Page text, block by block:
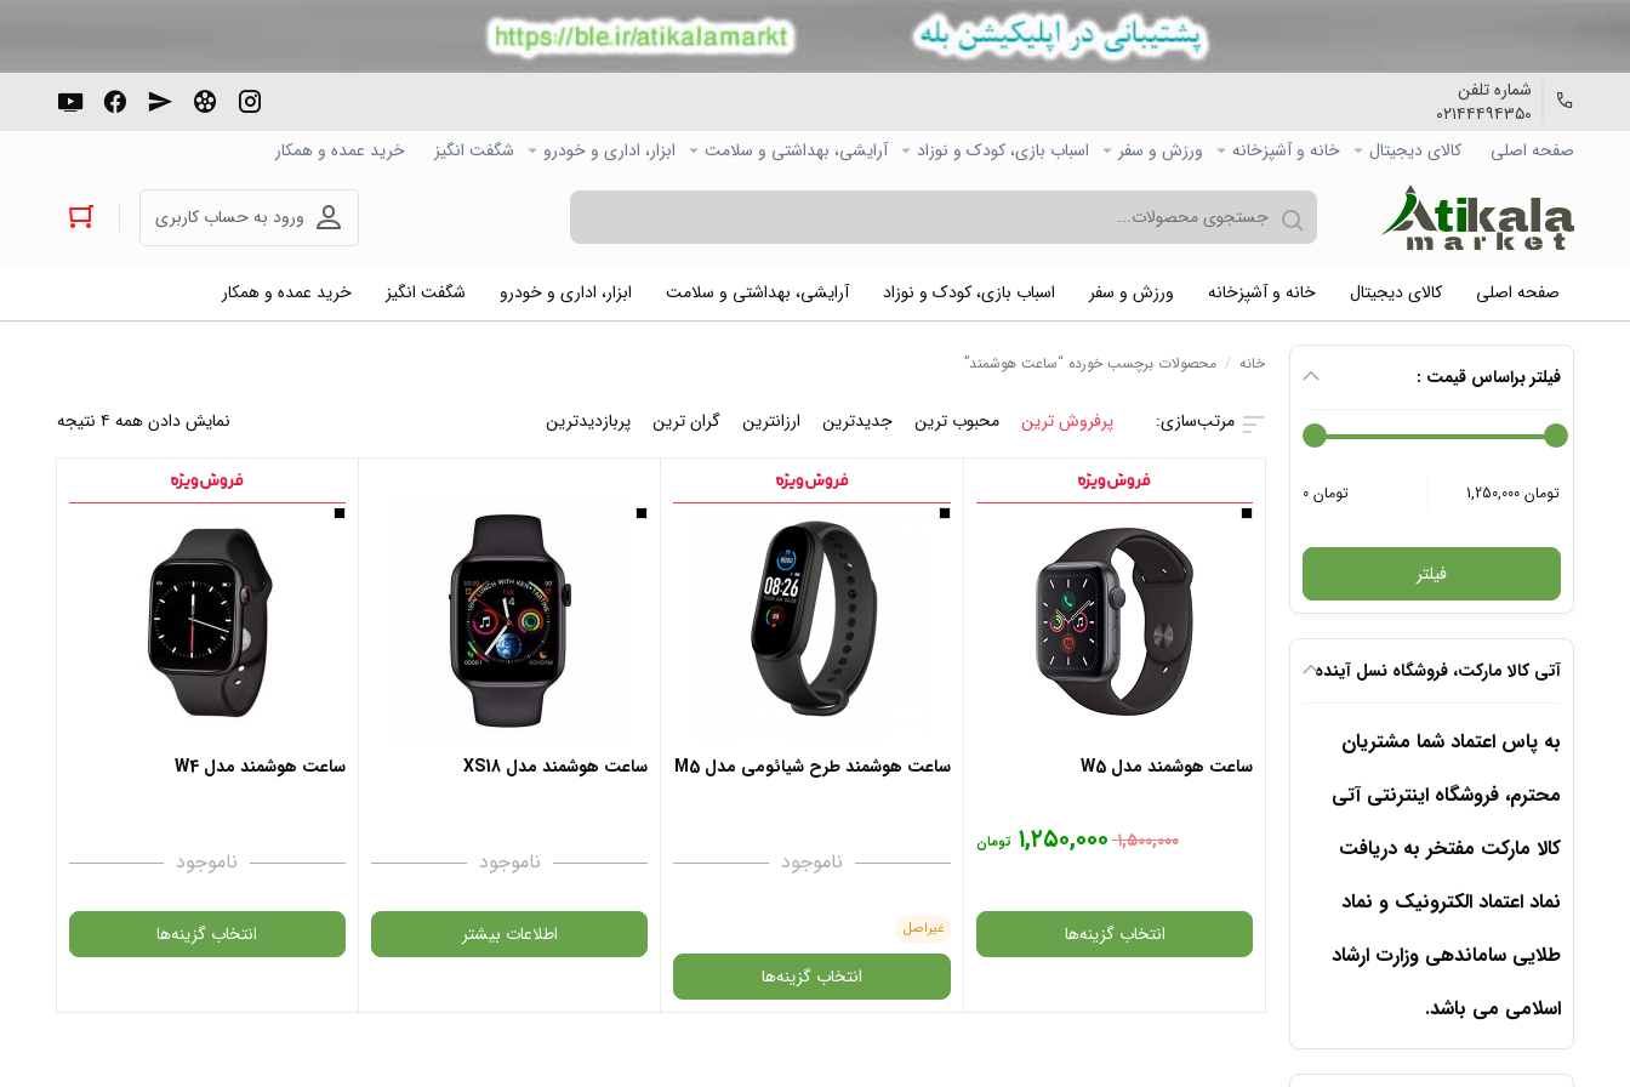
شماره تلفن
۰۲۱۴۴۴۹۴۳۵۰
صفحه اصلی
کالاي دیجیتال خانه و آشپزخانه ورزش و سفر اسباب بازی، کودک و نوزاد آرایشی، بهداشتی و سلامت ابزار، اداری و خودرو شگفت انگیز خرید عمده و همکار
ورود به حساب کاربری
صفحه اصلی کالاي دیجیتال خانه و آشپزخانه ورزش و سفر اسباب بازی، کودک و نوزاد آرایشی، بهداشتی و سلامت ابزار، اداری و خودرو شگفت انگیز خرید عمده و همکار
فیلتر براساس قیمت :
0 تومان 1,250,000 تومان
فیلتر
آتی کالا مارکت، فروشگاه نسل آینده
به پاس اعتماد شما مشتریان
محترم، فروشگاه اینترنتی آتی
کالا مارکت مفتخر به دریافت
نماد اعتماد الکترونیک و نماد
طلایی ساماندهی وزارت ارشاد
اسلامی می باشد.
خانه / محصولات برچسب خورده “ساعت هوشمند”
نمایش دادن همه ۴ نتیجه پرفروش ترین محبوب ترین جدیدترین ارزانترین گران ترین پربازدیدترین
ساعت هوشمند مدل W5
۱,۵۰۰,۰۰۰ ۱,۲۵۰,۰۰۰ تومان
انتخاب گزینه‌ها
ساعت هوشمند طرح شیائومی مدل M5
ناموجود
غیراصل
انتخاب گزینه‌ها
ساعت هوشمند مدل XS18
ناموجود
اطلاعات بیشتر
ساعت هوشمند مدل W4
ناموجود
انتخاب گزینه‌ها